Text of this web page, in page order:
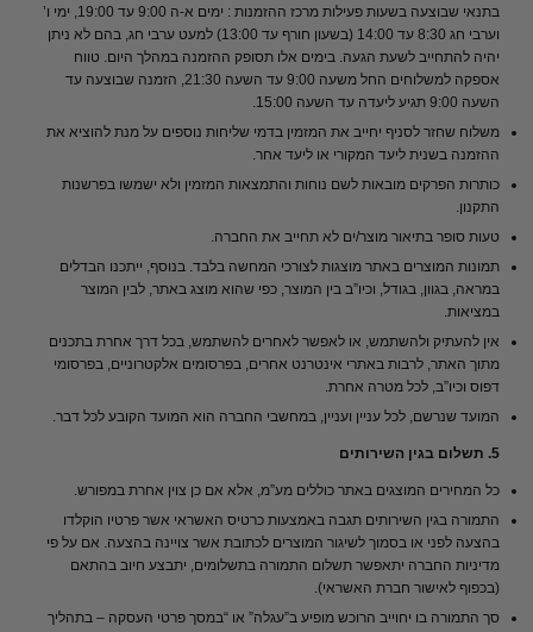
בתנאי שבוצעה בשעות פעילות מרכז ההזמנות : ימים א-ה 9:00 עד 19:00, ימי ו’
וערבי חג 8:30 עד 14:00 (בשעון חורף עד 13:00) למעט ערבי חג, בהם לא ניתן
יהיה להתחייב לשעת הגעה. בימים אלו תסופק ההזמנה במהלך היום. טווח
אספקה למשלוחים החל משעה 9:00 עד השעה 21:30, הזמנה שבוצעה עד
השעה 9:00 תגיע ליעדה עד השעה 15:00.
משלוח שחזר לסניף יחייב את המזמין בדמי שליחות נוספים על מנת להוציא את
ההזמנה בשנית ליעד המקורי או ליעד אחר.
כותרות הפרקים מובאות לשם נוחות והתמצאות המזמין ולא ישמשו בפרשנות
התקנון.
טעות סופר בתיאור מוצר/ים לא תחייב את החברה.
תמונות המוצרים באתר מוצגות לצורכי המחשה בלבד. בנוסף, ייתכנו הבדלים
במראה, בגוון, בגודל, וכיו”ב בין המוצר, כפי שהוא מוצג באתר, לבין המוצר
במציאות.
אין להעתיק ולהשתמש, או לאפשר לאחרים להשתמש, בכל דרך אחרת בתכנים
מתוך האתר, לרבות באתרי אינטרנט אחרים, בפרסומים אלקטרוניים, בפרסומי
דפוס וכיו”ב, לכל מטרה אחרת.
המועד שנרשם, לכל עניין ועניין, במחשבי החברה הוא המועד הקובע לכל דבר.
5. תשלום בגין השירותים
כל המחירים המוצגים באתר כוללים מע”מ, אלא אם כן צוין אחרת במפורש.
התמורה בגין השירותים תגבה באמצעות כרטיס האשראי אשר פרטיו הוקלדו
בהצעה לפני או בסמוך לשיגור המוצרים לכתובת אשר צויינה בהצעה. אם על פי
מדיניות החברה יתאפשר תשלום התמורה בתשלומים, יתבצע חיוב בהתאם
(בכפוף לאישור חברת האשראי).
סך התמורה בו יחוייב הרוכש מופיע ב”עגלה” או “במסך פרטי העסקה – בתהליך